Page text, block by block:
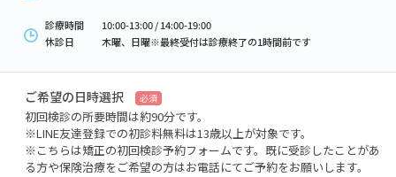
診療時間
10:00-13:00 / 14:00-19:00
休診日
木曜、日曜※最終受付は診療終了の1時間前です
ご希望の日時選択 必須
初回検診の所要時間は約90分です。
※LINE友達登録での初診料無料は13歳以上が対象です。
※こちらは矯正の初回検診予約フォームです。既に受診したことがあ
る方や保険治療をご希望の方はお電話にてご予約をお願いします。